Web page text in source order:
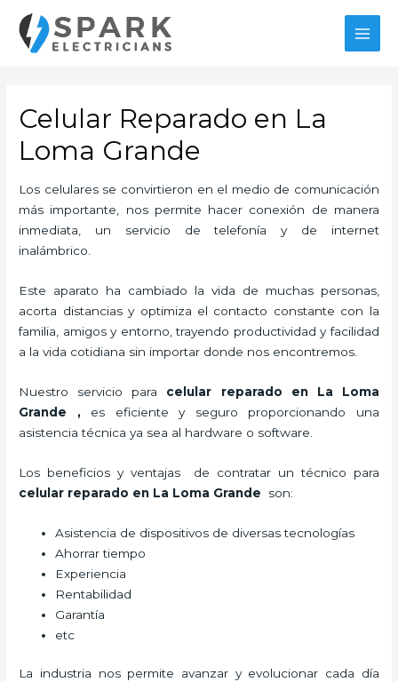
contenido
Celular Reparado en La
Loma Grande
Los celulares se convirtieron en el medio de comunicación
más importante, nos permite hacer conexión de manera
inmediata, un servicio de telefonía y de internet
inalámbrico.
Este aparato ha cambiado la vida de muchas personas,
acorta distancias y optimiza el contacto constante con la
familia, amigos y entorno, trayendo productividad y facilidad
a la vida cotidiana sin importar donde nos encontremos.
Nuestro servicio para celular reparado en La Loma
Grande
,es eficiente y seguro proporcionando una
asistencia técnica ya sea al hardware o software.
Los beneficios y ventajas de contratar un técnico para
celular reparado en La Loma Grande son:
Asistencia de dispositivos de diversas tecnologías
Ahorrar tiempo
Experiencia
Rentabilidad
Garantía
etc
La industria nos permite avanzar y evolucionar cada día